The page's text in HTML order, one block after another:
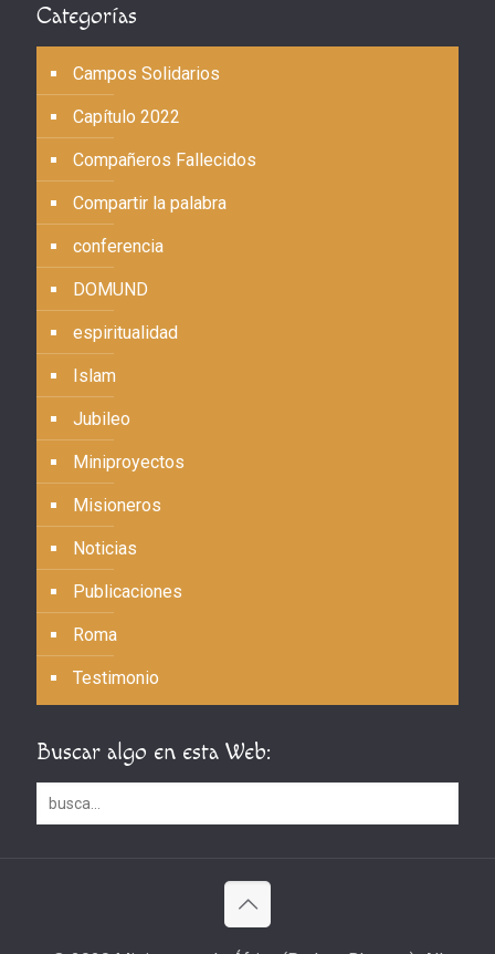
Categorías
Campos Solidarios
Capítulo 2022
Compañeros Fallecidos
Compartir la palabra
conferencia
DOMUND
espiritualidad
Islam
Jubileo
Miniproyectos
Misioneros
Noticias
Publicaciones
Roma
Testimonio
Buscar algo en esta Web: